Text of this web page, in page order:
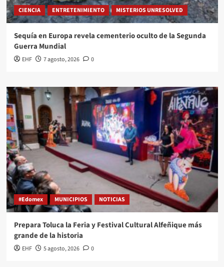
CIENCIA ENTRETENIMIENTO MISTERIOS UNRESOLVED
Sequía en Europa revela cementerio oculto de la Segunda
Guerra Mundial
EHF 7 agosto, 2026 0
#Edomex MUNICIPIOS NOTICIAS
Prepara Toluca la Feria y Festival Cultural Alfeñique más
grande de la historia
EHF 5 agosto, 2026 0